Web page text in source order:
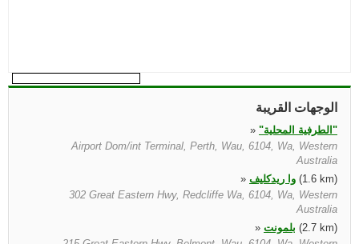
الوجهات القريبة
»
"الطرفية المحلية"
Airport Dom/int Terminal, Perth, Wau, 6104, Wa, Western
Australia
» وا ريدكليف
(1.6 km)
302 Great Eastern Hwy, Redcliffe Wa, 6104, Wa, Western
Australia
» بلمونت
(2.7 km)